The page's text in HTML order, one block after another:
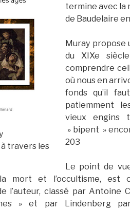
à travers les
termine avec la
de Baudelaire
Muray
du XIXe
comprendre
où nous en
fonds qu’il
patiemment
vieux engins
» bipent »
203
Le point de
mort et l’occultisme, est
l’auteur, classé par Antoine
» et par Lindenberg